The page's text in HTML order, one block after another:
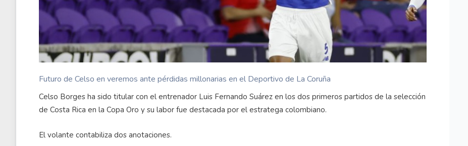
Futuro de Celso en veremos ante pérdidas millonarias en el Deportivo de La Coruña
Celso Borges ha sido titular con el entrenador Luis Fernando Suárez en los dos primeros partidos de la selección
de Costa Rica en la Copa Oro y su labor fue destacada por el estratega colombiano.
El volante contabiliza dos anotaciones.